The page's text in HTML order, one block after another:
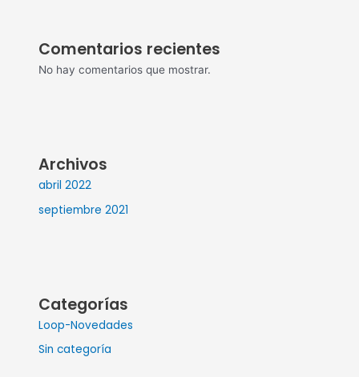
Comentarios recientes
No hay comentarios que mostrar.
Archivos
abril 2022
septiembre 2021
Categorías
Loop-Novedades
Sin categoría